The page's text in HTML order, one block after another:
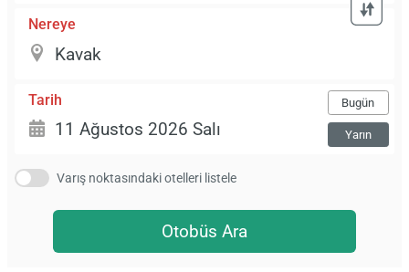
Nereye
Tarih Bugün
Yarın
Varış noktasındaki otelleri listele
Otobüs Ara